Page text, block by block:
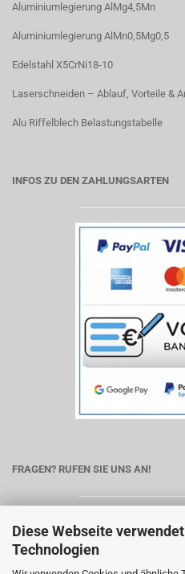
Diese Webseite
Technologien
Aluminiumlegierung AlMg4,5Mn
Aluminiumlegierung AlMn0,5Mg0,5
Edelstahl X5CrNi18-10
Laserschneiden – Ablauf, Vorteile &
Alu Riffelblech Belastungstabelle
INFOS ZU DEN ZAHLUNGSARTEN
FRAGEN? RUFEN SIE UNS AN!
Seeburger Str. 13
13581 Berlin